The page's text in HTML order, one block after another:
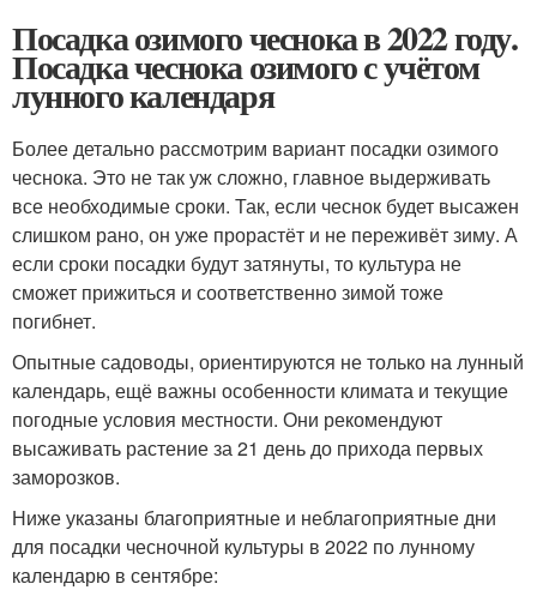
Посадка озимого чеснока в 2022 году.
Посадка чеснока озимого с учётом
лунного календаря
Более детально рассмотрим вариант посадки озимого
чеснока. Это не так уж сложно, главное выдерживать
все необходимые сроки. Так, если чеснок будет высажен
слишком рано, он уже прорастёт и не переживёт зиму. А
если сроки посадки будут затянуты, то культура не
сможет прижиться и соответственно зимой тоже
погибнет.
Опытные садоводы, ориентируются не только на лунный
календарь, ещё важны особенности климата и текущие
погодные условия местности. Они рекомендуют
высаживать растение за 21 день до прихода первых
заморозков.
Ниже указаны благоприятные и неблагоприятные дни
для посадки чесночной культуры в 2022 по лунному
календарю в сентябре: